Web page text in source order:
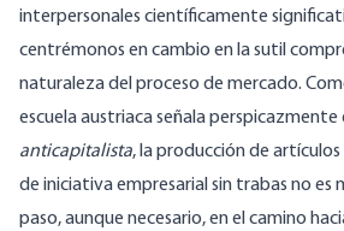
interpersonales científicamente
centrémonos en cambio en la sutil
naturaleza del proceso de mercado.
escuela austriaca señala perspicazmente
anticapitalista, la producción de
de iniciativa empresarial sin trabas no es
paso, aunque necesario, en el camino